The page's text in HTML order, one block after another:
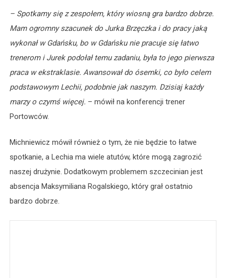
– Spotkamy się z zespołem, który wiosną gra bardzo dobrze.
Mam ogromny szacunek do Jurka Brzęczka i do pracy jaką
wykonał w Gdańsku, bo w Gdańsku nie pracuje się łatwo
trenerom i Jurek podołał temu zadaniu, była to jego pierwsza
praca w ekstraklasie. Awansował do ósemki, co było celem
podstawowym Lechii, podobnie jak naszym. Dzisiaj każdy
marzy o czymś więcej. – mówił na konferencji trener
Portowców.
Michniewicz mówił również o tym, że nie będzie to łatwe
spotkanie, a Lechia ma wiele atutów, które mogą zagrozić
naszej drużynie. Dodatkowym problemem szczecinian jest
absencja Maksymiliana Rogalskiego, który grał ostatnio
bardzo dobrze.